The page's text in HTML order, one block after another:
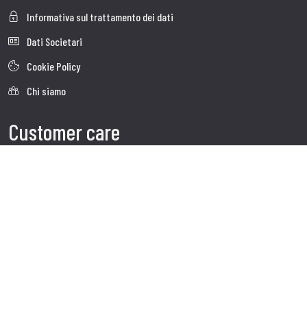
Informativa sul trattamento dei dati
Dati Societari
Cookie Policy
Chi siamo
Customer care